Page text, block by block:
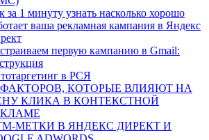
за 1 минуту узнать насколько хорошо
ваша рекламная кампания в Яндекс
первую кампанию в Gmail:
в РСЯ
ФАКТОРОВ, КОТОРЫЕ ВЛИЯЮТ НА
КЛИКА В КОНТЕКСТНОЙ
МЕТКИ В ЯНДЕКС ДИРЕКТ И